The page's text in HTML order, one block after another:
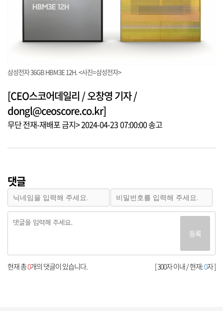
삼성전자 36GB HBM3E 12H. <사진=삼성전자>
[CEO스코어데일리 / 오창영 기자 /
dongl@ceoscore.co.kr]
무단 전재-재배포 금지> 2024-04-23 07:00:00 송고
댓글
등록
[ 300자 이내 / 현재:0자 ]
현재 총0개의 댓글이 있습니다.